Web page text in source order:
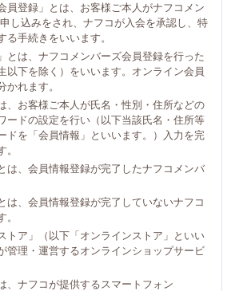
員登録」とは、お客様ご本人がナフコメン
し込みをされ、ナフコが入会を承認し、特
る手続きをいいます。
とは、ナフコメンバーズ会員登録を行った
以下を除く）をいいます。オンライン会員
かれます。
、お客様ご本人が氏名・性別・住所などの
ードの設定を行い（以下当該氏名・住所等
ドを「会員情報」といいます。）入力を完
は、会員情報登録が完了したナフコメンバ
は、会員情報登録が完了していないナフコ
。
トア」（以下「オンラインストア」といい
管理・運営するオンラインショップサービ
、ナフコが提供するスマートフォン